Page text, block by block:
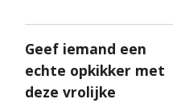
Geef iemand een
echte opkikker met
deze vrolijke